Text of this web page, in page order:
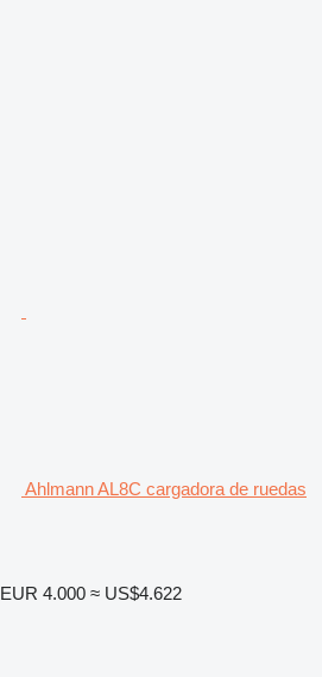
Ahlmann AL8C cargadora de ruedas
EUR 4.000 ≈ US$4.622